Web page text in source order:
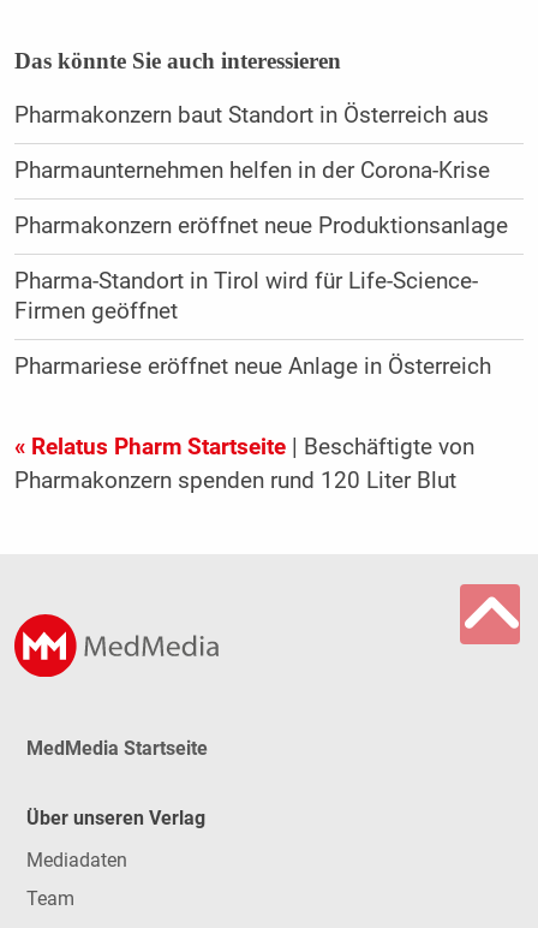
Das könnte Sie auch interessieren
Pharmakonzern baut Standort in Österreich aus
Pharmaunternehmen helfen in der Corona-Krise
Pharmakonzern eröffnet neue Produktionsanlage
Pharma-Standort in Tirol wird für Life-Science-
Firmen geöffnet
Pharmariese eröffnet neue Anlage in Österreich
« Relatus Pharm Startseite| Beschäftigte von
Pharmakonzern spenden rund 120 Liter Blut
MedMedia Startseite
Über unseren Verlag
Mediadaten
Team